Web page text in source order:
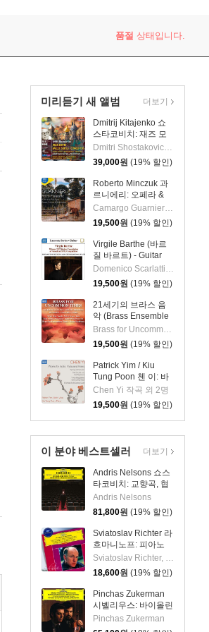
품절 상태입니다.
미리듣기 새 앨범
Dmitrij Kitajenko 쇼
스타코비치: 재즈 모
음곡, 발레 모음곡, 협
주곡들
(Shostakovich: Jazz
Suite; Ballet Suites;
Concertos)
Dmitri Shostakovich 작곡 외 6명
39,000원 (19% 할인)
Roberto Minczuk 과
르니에리: 오페라 &
관현악 작품집
(Guarnieri: Pedro
Malazarte)
Camargo Guarnieri 작곡 외 2명
19,500원 (19% 할인)
Virgile Barthe (바르
질 바르트) - Guitar
Recital (기타 리사이
틀)
Domenico Scarlatti 작곡 외 5명
19,500원 (19% 할인)
21세기의 브라스 음
악 (Brass Ensemble
Music - 21st Century)Brass for Uncommon Times 실내악
19,500원 (19% 할인)
Patrick Yim / Kiu
Tung Poon 첸 이: 바
이올린, 비올라, 피아
노 작품집 (Chen Yi:
Works For Violin,
Viola And Piano)
Chen Yi 작곡 외 2명
19,500원 (19% 할인)
더보기
이 분야 베스트셀러
Andris Nelsons 쇼스
타코비치: 교향곡, 협
주곡 (Shostakovich:
Symphonies,
Concertos, Lady
Macbeth of Mtsensk
District)
Andris Nelsons
81,800원 (19% 할인)
Sviatoslav Richter 라
흐마니노프: 피아노
협주곡 2번 / 차이코프
스키: 협주곡 1번
(Rachmaninov:
Piano Concerto No.2
/ Tchaikovsky: Piano
Concerto No.1)
Sviatoslav Richter, Herbert von Karajan
18,600원 (19% 할인)
Pinchas Zukerman
시벨리우스: 바이올린
협주곡 / 베토벤: 로망
스 (Sibelius: Violin
Pinchas Zukerman
더보기